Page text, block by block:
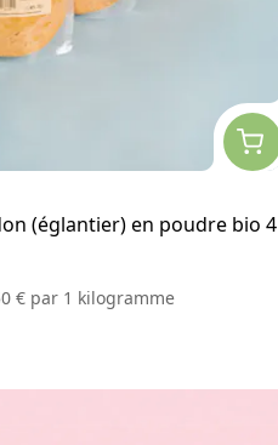
(églantier) en poudre bio 4
€ par1 kilogramme